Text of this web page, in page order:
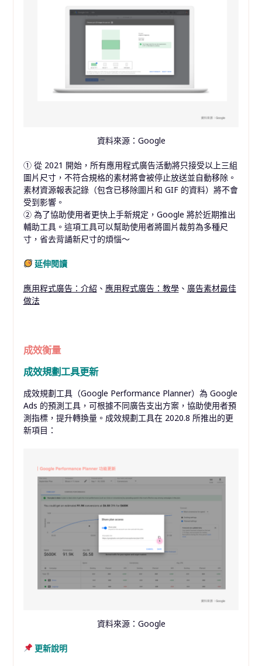
資料來源：Google
① 從 2021 開始，所有應用程式廣告活動將只接受以上三組
圖片尺寸，不符合規格的素材將會被停止放送並自動移除。
素材資源報表記錄（包含已移除圖片和 GIF 的資料）將不會
受到影響。
② 為了協助使用者更快上手新規定，Google 將於近期推出
輔助工具。這項工具可以幫助使用者將圖片裁剪為多種尺
寸，省去背誦新尺寸的煩惱～
延伸閱讀
應用程式廣告：介紹 、 應用程式廣告：教學、 廣告素材最佳
做法
成效衡量
成效規劃工具更新
成效規劃工具（Google Performance Planner）為 Google
Ads 的預測工具，可根據不同廣告支出方案，協助使用者預
測指標，提升轉換量。成效規劃工具在 2020.8 所推出的更
新項目：
資料來源：Google
更新說明